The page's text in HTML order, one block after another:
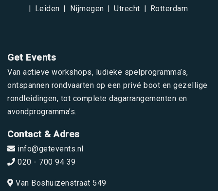
Leiden
Nijmegen Utrecht Rotterdam
Get Events
Van actieve workshops, ludieke spelprogramma’s,
ontspannen rondvaarten op een privé boot en gezellige
rondleidingen, tot complete dagarrangementen en
avondprogramma’s.
Contact & Adres
info@getevents.nl
020 - 700 94 39
Van Boshuizenstraat 549